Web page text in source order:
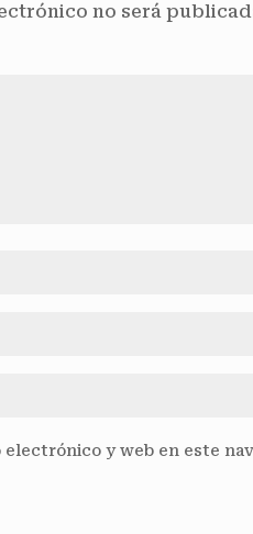
no será
electrónico y web en este